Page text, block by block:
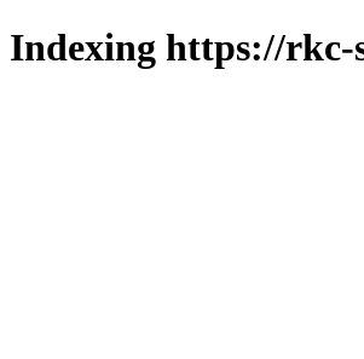
Indexing https://rkc-